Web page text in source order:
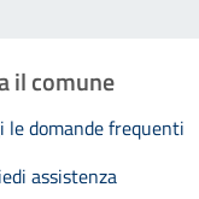
il comune
le domande frequenti
assistenza